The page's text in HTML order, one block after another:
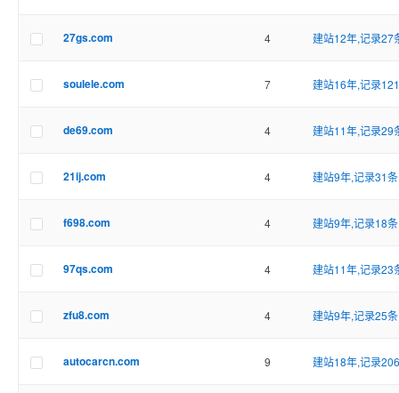
27gs.com 4 建站12年,记录27
soulele.com 7 建站16年,记录
de69.com 4 建站11年,记录29
21ij.com 4 建站9年,记录31条
f698.com 4 建站9年,记录18条
97qs.com 4 建站11年,记录23
zfu8.com 4 建站9年,记录25条
autocarcn.com 9 建站18年,记录